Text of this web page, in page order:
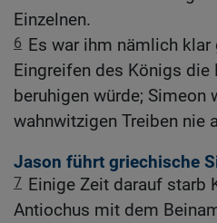
Einzelnen.
6 Es war ihm nämlich klar
Eingreifen des Königs die
beruhigen würde; Simeon
wahnwitzigen Treiben nie
Jason führt griechische
7 Einige Zeit darauf starb
Antiochus mit dem